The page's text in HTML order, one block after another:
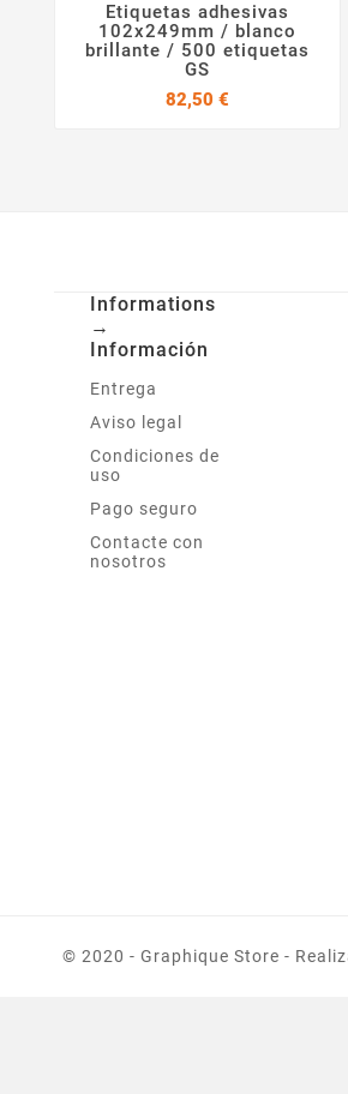
 
Etiquetas adhesivas
102x249mm / blanco
brillante / 500 etiquetas
GS
82,50 €Precio
Informations
→
Información
Entrega
Aviso legal
Condiciones de
uso
Pago seguro
Contacte con
nosotros
© 2020 - Graphique Store -